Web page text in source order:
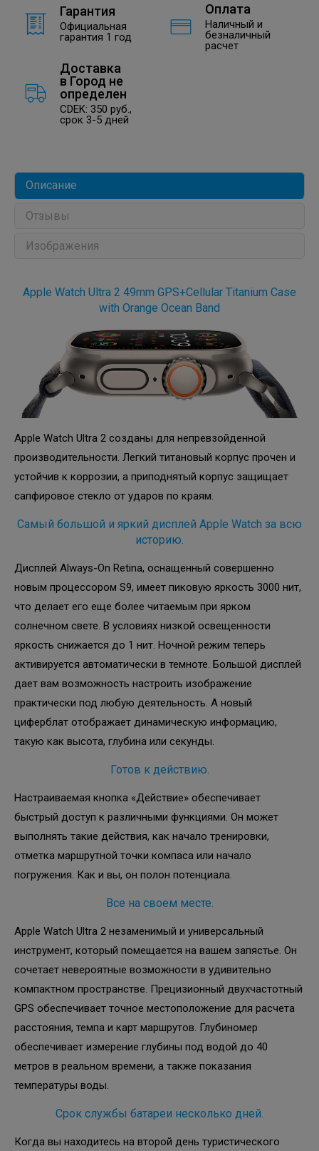
Гарантия
Официальная
гарантия 1 год
Оплата
Наличный и
безналичный
расчет
Доставка
в Город не
определен
CDEK: 350 руб.,
срок 3-5 дней
Описание
Отзывы
Изображения
Apple Watch Ultra 2 49mm GPS+Cellular Titanium Case
with Orange Ocean Band
Apple Watch Ultra 2 созданы для непревзойденной
производительности. Легкий титановый корпус прочен и
устойчив к коррозии, а приподнятый корпус защищает
сапфировое стекло от ударов по краям.
Самый большой и яркий дисплей Apple Watch за всю
историю.
Дисплей Always-On Retina, оснащенный совершенно
новым процессором S9, имеет пиковую яркость 3000 нит,
что делает его еще более читаемым при ярком
солнечном свете. В условиях низкой освещенности
яркость снижается до 1 нит. Ночной режим теперь
активируется автоматически в темноте. Большой дисплей
дает вам возможность настроить изображение
практически под любую деятельность. А новый
циферблат отображает динамическую информацию,
такую как высота, глубина или секунды.
Готов к действию.
Настраиваемая кнопка «Действие» обеспечивает
быстрый доступ к различными функциями. Он может
выполнять такие действия, как начало тренировки,
отметка маршрутной точки компаса или начало
погружения. Как и вы, он полон потенциала.
Все на своем месте.
Apple Watch Ultra 2 незаменимый и универсальный
инструмент, который помещается на вашем запястье. Он
сочетает невероятные возможности в удивительно
компактном пространстве. Прецизионный двухчастотный
GPS обеспечивает точное местоположение для расчета
расстояния, темпа и карт маршрутов. Глубиномер
обеспечивает измерение глубины под водой до 40
метров в реальном времени, а также показания
температуры воды.
Срок службы батареи несколько дней.
Когда вы находитесь на второй день туристического